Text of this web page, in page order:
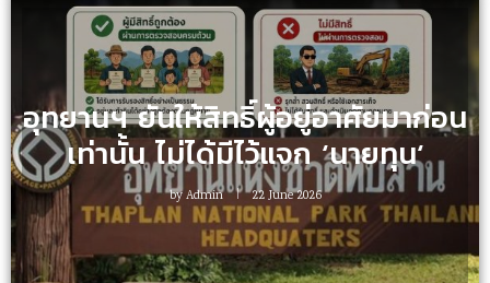
อุทยานฯ ยันให้สิทธิ์ผู้อยู่อาศัยมาก่อน
เท่านั้น ไม่ได้มีไว้แจก ‘นายทุน‘
byAdmin 22 June 2026